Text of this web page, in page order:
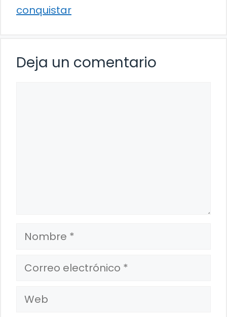
conquistar
Deja un comentario
Nombre
Correo
electrónico
Web